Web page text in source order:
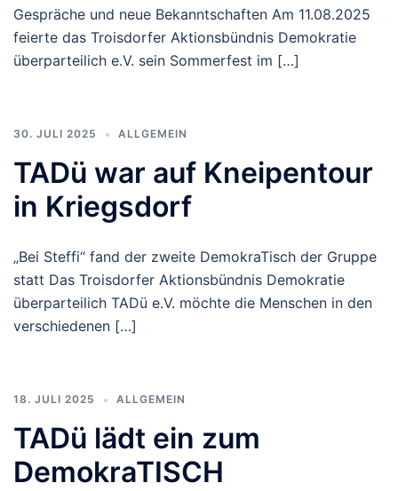
Gespräche und neue Bekanntschaften Am 11.08.2025
feierte das Troisdorfer Aktionsbündnis Demokratie
überparteilich e.V. sein Sommerfest im […]
30. JULI 2025 ALLGEMEIN
TADü war auf Kneipentour
in Kriegsdorf
„Bei Steffi“ fand der zweite DemokraTisch der Gruppe
statt Das Troisdorfer Aktionsbündnis Demokratie
überparteilich TADü e.V. möchte die Menschen in den
verschiedenen […]
18. JULI 2025 ALLGEMEIN
TADü lädt ein zum
DemokraTISCH